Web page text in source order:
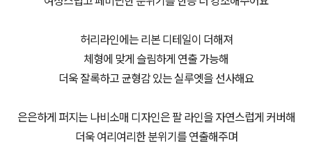
허리라인에는 리본 디테일이 더해져
체형에 맞게 슬림하게 연출 가능해
더욱 잘록하고 균형감 있는 실루엣을 선사해요
은은하게 퍼지는 나비소매 디자인은 팔 라인을 자연스럽게 커버해
더욱 여리여리한 분위기를 연출해주며